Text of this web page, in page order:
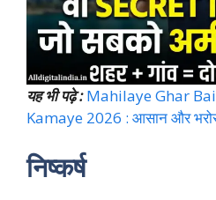
यह भी पढ़े : Mahilaye Ghar
Kamaye 2026 : आसान और
निष्कर्ष